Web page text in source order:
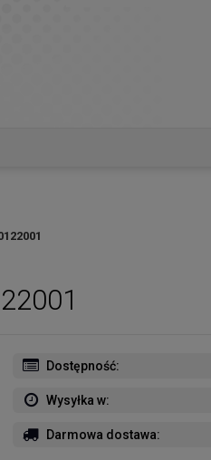
Dostępność:
Wysyłka w:
Darmowa dostawa: